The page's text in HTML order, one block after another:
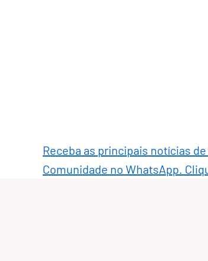
Receba as principais notícias
Comunidade no WhatsApp.